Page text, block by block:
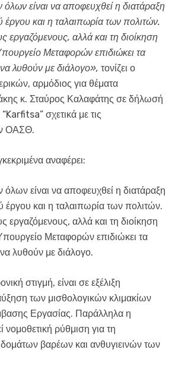
είναι να αποφευχθεί η διατάραξη
έργου και η ταλαιπωρία των πολιτών.
εργαζόμενους, αλλά και τη διοίκηση
Μεταφορών επιδιώκει τα
λυθούν με διάλογο», τονίζει ο
αρμόδιος για θέματα
κ. Σταύρος Καλαφάτης σε δήλωσή
σχετικά με τις
ΟΑΣΘ.
αναφέρει:
είναι να αποφευχθεί η διατάραξη
έργου και η ταλαιπωρία των πολιτών.
εργαζόμενους, αλλά και τη διοίκηση
Μεταφορών επιδιώκει τα
λυθούν με διάλογο.
στιγμή, είναι σε εξέλιξη
των μισθολογικών κλιμακίων
Εργασίας. Παράλληλα η
ρύθμιση για τη
βαρέων και ανθυγιεινών των